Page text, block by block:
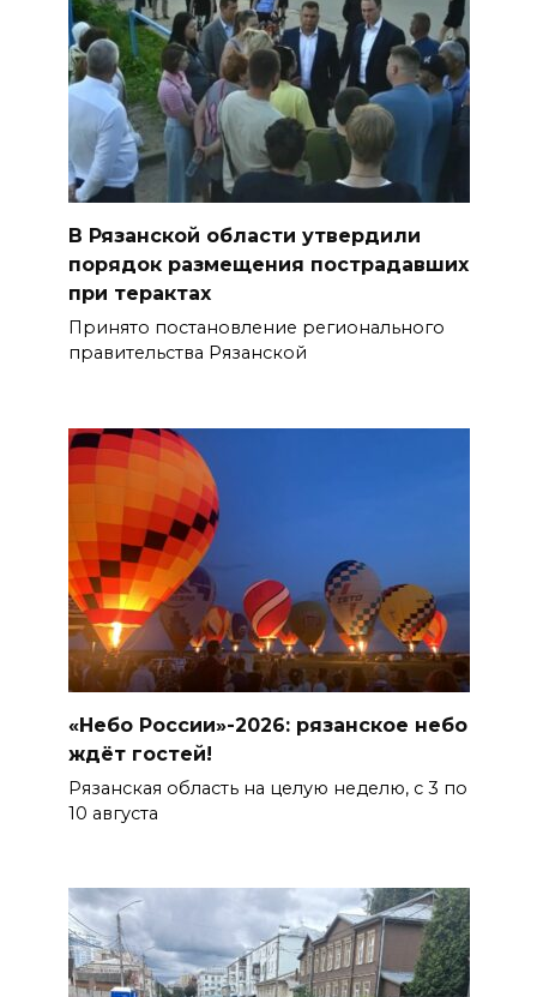
В Рязанской области утвердили
порядок размещения пострадавших
при терактах
Принято постановление регионального
правительства Рязанской
«Небо России»-2026: рязанское небо
ждёт гостей!
Рязанская область на целую неделю, с 3 по
10 августа